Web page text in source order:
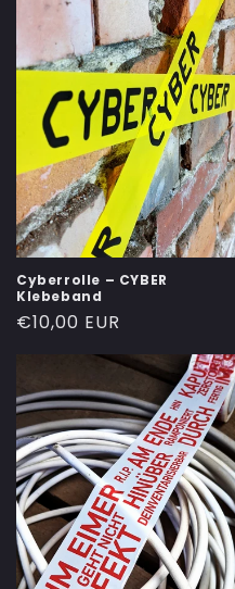
Cyberrolle – CYBER
Klebeband
Normaler
€10,00 EUR